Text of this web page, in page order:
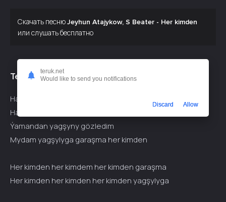
Скачать песнюJeyhun Atajykow, S Beater - Her kimden
или слушать бесплатно
Текст припева:
Halal iýip açlykdan ölmedim
Haram iýip doýanam hiç görmedim
Ýamandan yagşyny gözledim
Mydam yagşylyga garaşma her kimden
Her kimden her kimdem her kimden garaşma
Her kimden her kimden her kimden yagşylyga
teruk.net
Would like to send you notifications
Discard Allow